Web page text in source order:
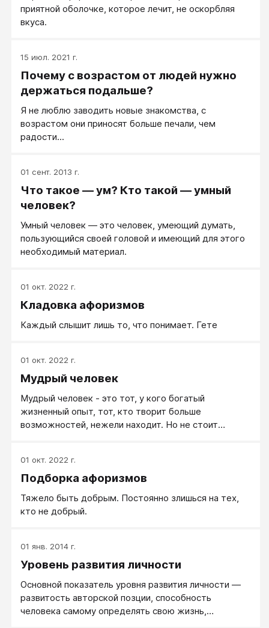
приятной оболочке, которое лечит, не оскорбляя
вкуса.
15 июл. 2021 г.
Почему с возрастом от людей нужно
держаться подальше?
Я не люблю заводить новые знакомства, с
возрастом они приносят больше печали, чем
радости...
01 сент. 2013 г.
Что такое — ум? Кто такой — умный
человек?
Умный человек — это человек, умеющий думать,
пользующийся своей головой и имеющий для этого
необходимый материал.
01 окт. 2022 г.
Кладовка афоризмов
Каждый слышит лишь то, что понимает. Гете
01 окт. 2022 г.
Мудрый человек
Мудрый человек - это тот, у кого богатый
жизненный опыт, тот, кто творит больше
возможностей, нежели находит. Но не стоит
опыт. Богатый личный опыт бывает и негативным,
тяжелым, и то и травмирующим, и такой личный
взвешенные решения.
01 окт. 2022 г.
Подборка афоризмов
Тяжело быть добрым. Постоянно злишься на тех,
кто не добрый.
01 янв. 2014 г.
Уровень развития личности
Основной показатель уровня развития личности —
развитость авторской позции, способность
человека самому определять свою жизнь,